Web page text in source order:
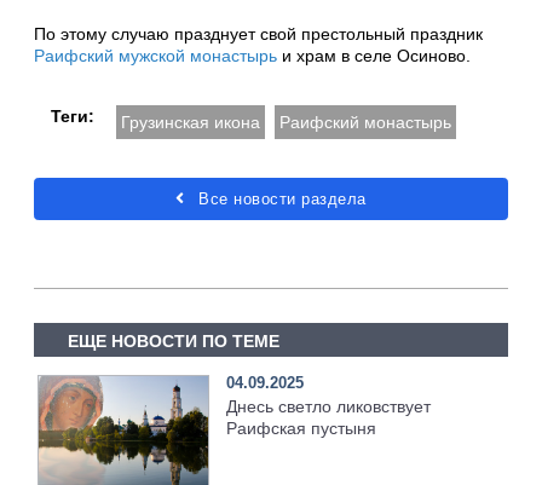
По этому случаю празднует свой престольный праздник
Раифский мужской монастырь и храм в селе Осиново.
Теги: Грузинская икона Раифский монастырь
Все новости раздела
ЕЩЕ НОВОСТИ ПО ТЕМЕ
04.09.2025
Днесь светло ликовствует
Раифская пустыня